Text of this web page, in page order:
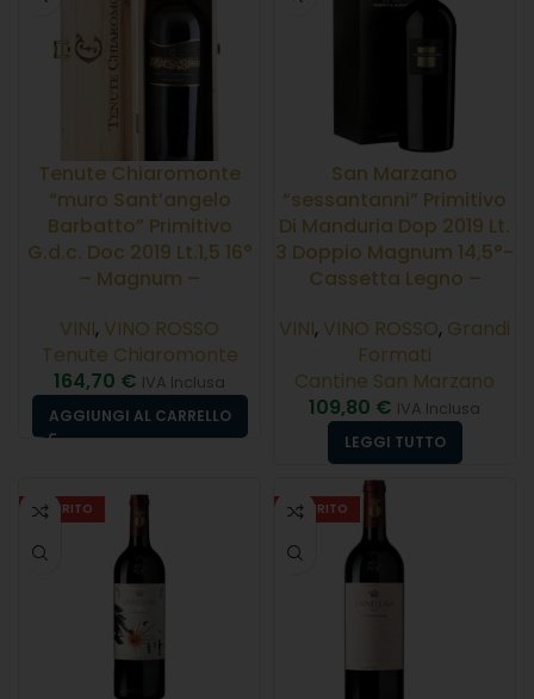
Tenute Chiaromonte
“muro Sant’angelo
Barbatto” Primitivo
G.d.c. Doc 2019 Lt.1,5 16°
– Magnum –
VINI, VINO ROSSO
Tenute Chiaromonte
164,70 € IVA Inclusa
AGGIUNGI AL CARRELLO
San Marzano
“sessantanni” Primitivo
Di Manduria Dop 2019 Lt.
3 Doppio Magnum 14,5°-
Cassetta Legno –
VINI, VINO ROSSO, Grandi
Formati
Cantine San Marzano
109,80 € IVA Inclusa
LEGGI TUTTO
ESAURITO ESAURITO